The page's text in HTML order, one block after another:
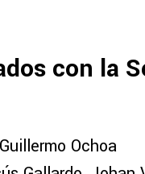
con la
Ochoa